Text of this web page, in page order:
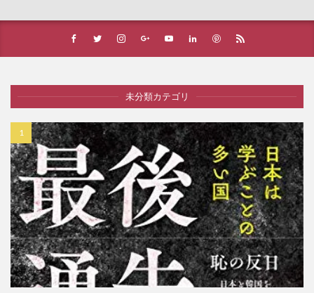
未分類カテゴリ